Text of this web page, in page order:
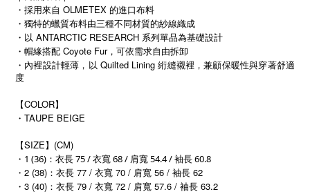
・採用來自 OLMETEX 的進口布料
・ 獨特的蠟質布料由三種不同材質的紗線織成
・以 ANTARCTIC RESEARCH 系列單品為基礎設計
・帽緣搭配 Coyote Fur，可依需求自由拆卸
・ 內裡設計輕薄，以 Quilted Lining絎縫襯裡，兼顧保暖性與穿著舒適
度
【COLOR】
・TAUPE BEIGE
【SIZE】(CM)
・ 1 (36)：衣長 75 / 衣寬 68 / 肩寬 54.4 / 袖長 60.8
・2 (38)：衣長 77 / 衣寬 70 / 肩寬 56 / 袖長 62
・3 (40) ：衣長 79 / 衣寬 72 / 肩寬 57.6 / 袖長 63.2